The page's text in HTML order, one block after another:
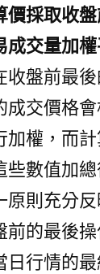
價採取收
成交量加權
收盤前最
成交價格
加權，而
些數值加
原則充分
前的最後
日行情的